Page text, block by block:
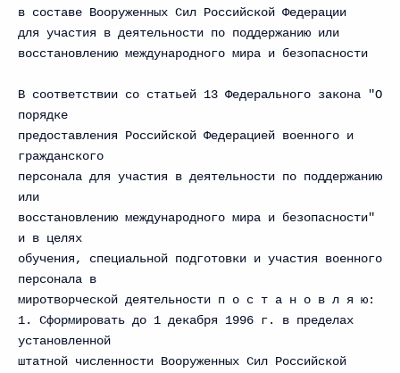
в составе Вооруженных Сил Российской Федерации
для участия в деятельности по поддержанию или
восстановлению международного мира и безопасности
В соответствии со статьей 13 Федерального закона "О
порядке
предоставления Российской Федерацией военного и
гражданского
персонала для участия в деятельности по поддержанию
или
восстановлению международного мира и безопасности"
и в целях
обучения, специальной подготовки и участия военного
персонала в
миротворческой деятельности п о с т а н о в л я ю:
1. Сформировать до 1 декабря 1996 г. в пределах
установленной
штатной численности Вооруженных Сил Российской